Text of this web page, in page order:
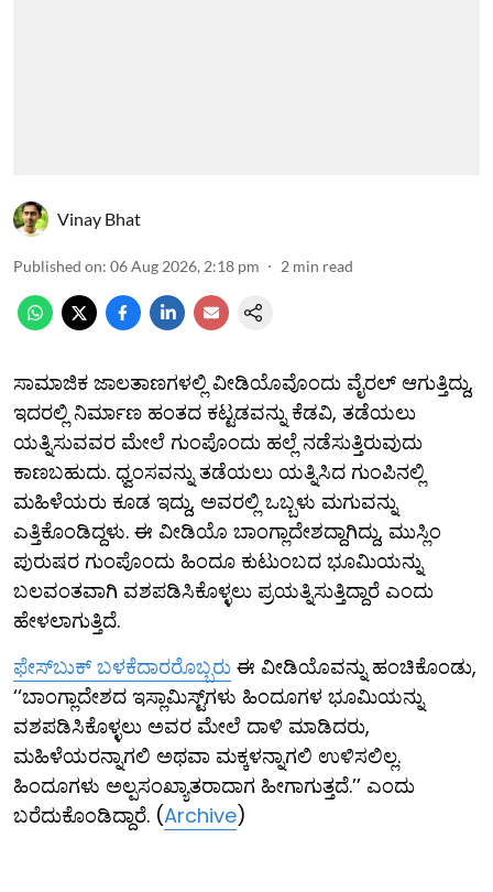
Vinay Bhat
Published on: 06 Aug 2026, 2:18 pm 2 min read
ಸಾಮಾಜಿಕ ಜಾಲತಾಣಗಳಲ್ಲಿ ವೀಡಿಯೊವೊಂದು ವೈರಲ್ ಆಗುತ್ತಿದ್ದು,
ಇದರಲ್ಲಿ ನಿರ್ಮಾಣ ಹಂತದ ಕಟ್ಟಡವನ್ನು ಕೆಡವಿ, ತಡೆಯಲು
ಯತ್ನಿಸುವವರ ಮೇಲೆ ಗುಂಪೊಂದು ಹಲ್ಲೆ ನಡೆಸುತ್ತಿರುವುದು
ಕಾಣಬಹುದು. ಧ್ವಂಸವನ್ನು ತಡೆಯಲು ಯತ್ನಿಸಿದ ಗುಂಪಿನಲ್ಲಿ
ಮಹಿಳೆಯರು ಕೂಡ ಇದ್ದು, ಅವರಲ್ಲಿ ಒಬ್ಬಳು ಮಗುವನ್ನು
ಎತ್ತಿಕೊಂಡಿದ್ದಳು. ಈ ವೀಡಿಯೊ ಬಾಂಗ್ಲಾದೇಶದ್ದಾಗಿದ್ದು, ಮುಸ್ಲಿಂ
ಪುರುಷರ ಗುಂಪೊಂದು ಹಿಂದೂ ಕುಟುಂಬದ ಭೂಮಿಯನ್ನು
ಬಲವಂತವಾಗಿ ವಶಪಡಿಸಿಕೊಳ್ಳಲು ಪ್ರಯತ್ನಿಸುತ್ತಿದ್ದಾರೆ ಎಂದು
ಹೇಳಲಾಗುತ್ತಿದೆ.
ಫೇಸ್​ಬುಕ್ ಬಳಕೆದಾರರೊಬ್ಬರು ಈ ವೀಡಿಯೊವನ್ನು ಹಂಚಿಕೊಂಡು,
‘‘ಬಾಂಗ್ಲಾದೇಶದ ಇಸ್ಲಾಮಿಸ್ಟ್‌ಗಳು ಹಿಂದೂಗಳ ಭೂಮಿಯನ್ನು
ವಶಪಡಿಸಿಕೊಳ್ಳಲು ಅವರ ಮೇಲೆ ದಾಳಿ ಮಾಡಿದರು,
ಮಹಿಳೆಯರನ್ನಾಗಲಿ ಅಥವಾ ಮಕ್ಕಳನ್ನಾಗಲಿ ಉಳಿಸಲಿಲ್ಲ.
ಹಿಂದೂಗಳು ಅಲ್ಪಸಂಖ್ಯಾತರಾದಾಗ ಹೀಗಾಗುತ್ತದೆ.’’ ಎಂದು
ಬರೆದುಕೊಂಡಿದ್ದಾರೆ. (Archive)